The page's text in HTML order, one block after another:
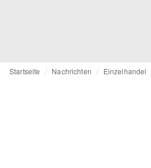
Startseite Nachrichten Einzelhandel